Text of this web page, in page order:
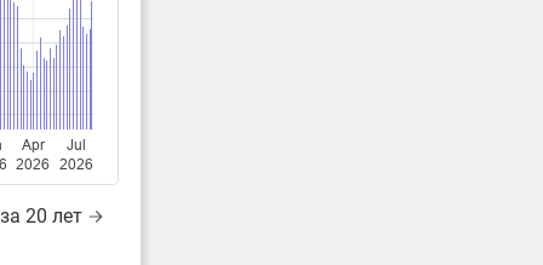
Apr
2026
Jul
2026
20 лет